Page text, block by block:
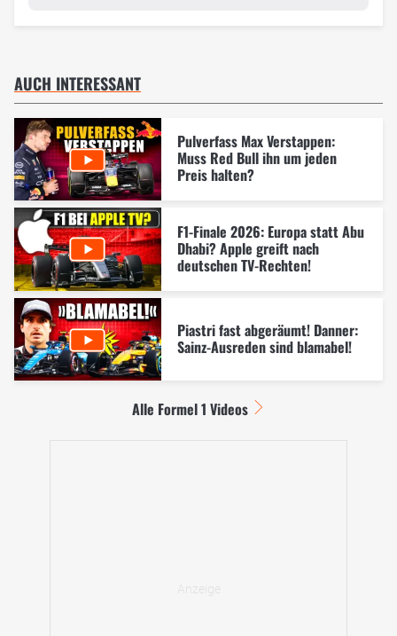
AUCH INTERESSANT
Pulverfass Max Verstappen:
Muss Red Bull ihn um jeden
Preis halten?
F1-Finale 2026: Europa statt Abu
Dhabi? Apple greift nach
deutschen TV-Rechten!
Piastri fast abgeräumt! Danner:
Sainz-Ausreden sind blamabel!
Alle Formel 1 Videos